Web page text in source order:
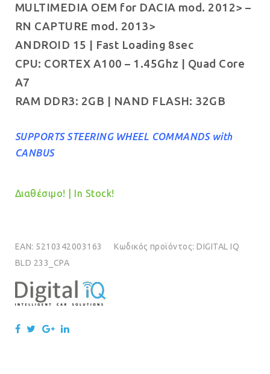
was:
€199.00.
τιμή
είναι:
€179.00.
MULTIMEDIA OEM for DACIA mod. 2012> –
RN CAPTURE mod. 2013>
ANDROID 15 | Fast Loading 8sec
CPU: CORTEX A100 – 1.45Ghz | Quad Core
A7
RAM DDR3: 2GB | NAND FLASH: 32GB
SUPPORTS STEERING WHEEL COMMANDS with
CANBUS
Διαθέσιμο! | In Stock!
EAN: 5210342003163 Κωδικός προϊόντος:DIGITAL IQ
BLD 233_CPA